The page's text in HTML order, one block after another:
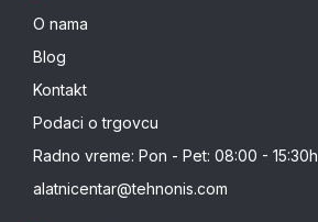
O nama
Blog
Kontakt
Podaci o trgovcu
Radno vreme: Pon - Pet: 08:00 - 15:30h
alatnicentar@tehnonis.com